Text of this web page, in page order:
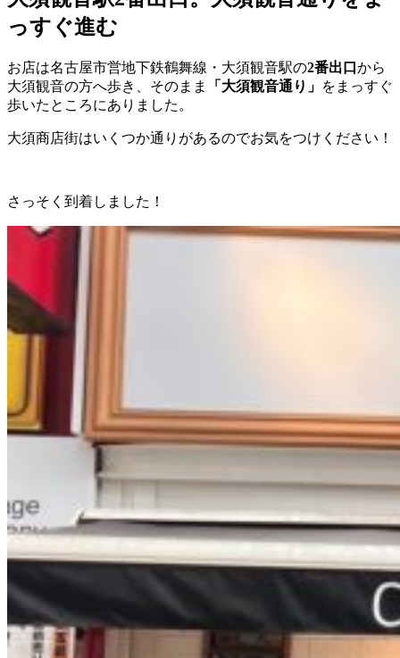
っすぐ進む
お店は名古屋市営地下鉄鶴舞線・大須観音駅の2番出口 から
大須観音の方へ歩き、そのまま
「大須観音通り」 をまっすぐ
歩いたところにありました。
大須商店街はいくつか通りがあるのでお気をつけください！
さっそく到着しました！